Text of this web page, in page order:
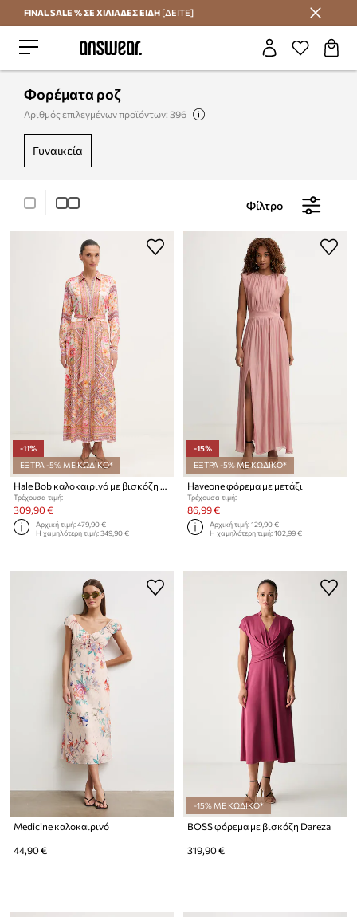
Εξοικονομήστε με το Answear Club
FINAL SALE % ΣΕ ΧΙΛΙΑΔΕΣ ΕΙΔΗ [ΔΕΙΤΕ]
Φορέματα ροζ
Αριθμός επιλεγμένων προϊόντων: 396
γυναικεία
Φίλτρο
-11%
ΕΞΤΡΑ -5% ΜΕ ΚΩΔΙΚΟ*
Hale Bob καλοκαιρινό με βισκόζη Nicandra
Τρέχουσα τιμή:
309,90 €
Αρχική τιμή:479,90 €
Η χαμηλότερη τιμή:349,90 €
-15%
ΕΞΤΡΑ -5% ΜΕ ΚΩΔΙΚΟ*
Haveone φόρεμα με μετάξι
Τρέχουσα τιμή:
86,99 €
Αρχική τιμή:129,90 €
Η χαμηλότερη τιμή:102,99 €
Medicine καλοκαιρινό
44,90 €
-15% ΜΕ ΚΩΔΙΚΟ*
BOSS φόρεμα με βισκόζη Dareza
319,90 €